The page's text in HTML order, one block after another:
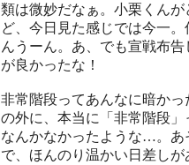
類は微妙だなぁ。小栗くん
ど、今日見た感じでは今一
んうーん。あ、でも宣戦布
が良かったな！
非常階段ってあんなに暗か
の外に、本当に「非常階段
なんかなかったような…。あ
で、ほんのり温かい日差し